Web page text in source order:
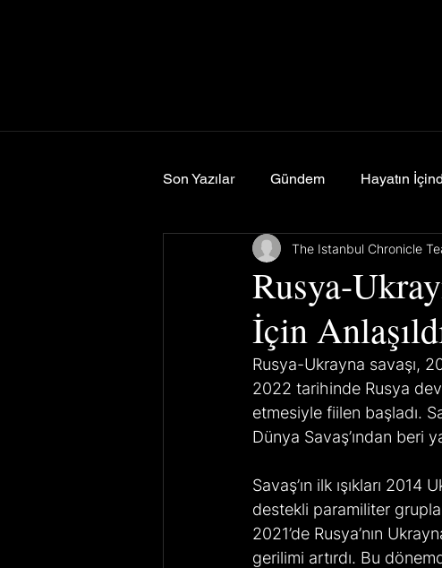
Son Yazılar Gündem Hayatın
Yemek & Seyahat
Rusya-
İçin
The Istanbul Chronicle
Rusya-Ukrayna savaşı,
2022 tarihinde Rusya
etmesiyle fiilen başladı.
Dünya Savaş’ından beri
Savaş’ın ilk ışıkları 2014
destekli paramiliter
2021’de Rusya’nın
gerilimi artırdı. Bu